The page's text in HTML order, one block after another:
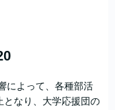
によって、各種部活
となり、大学応援団の